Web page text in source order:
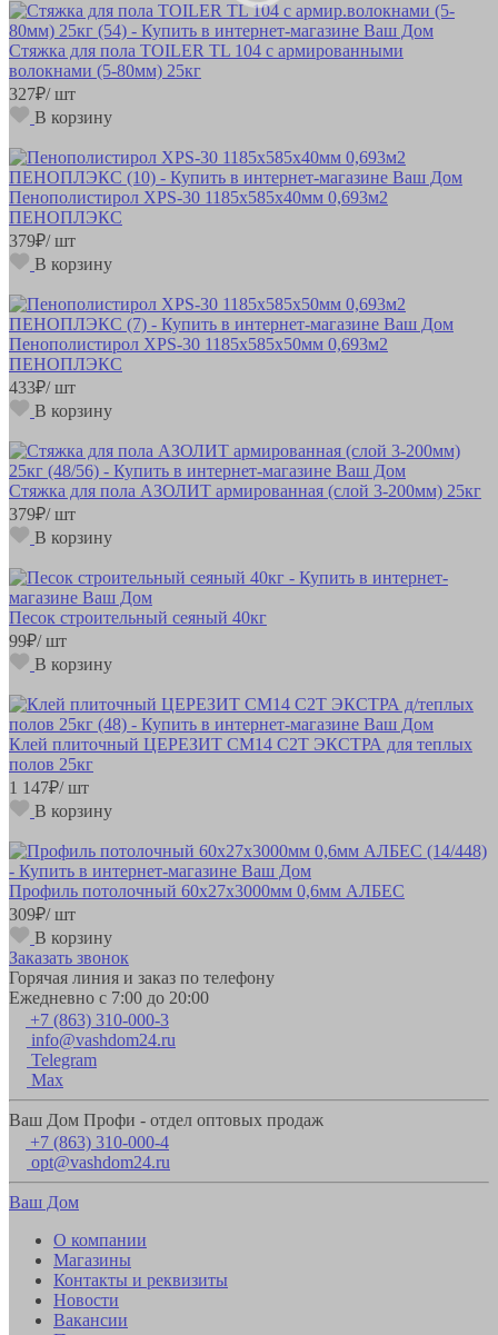
Стяжка для пола TOILER TL 104 с армированными
волокнами (5-80мм) 25кг
327₽/ шт
В корзину
Пенополистирол XPS-30 1185х585х40мм 0,693м2
ПЕНОПЛЭКС
379₽/ шт
В корзину
Пенополистирол XPS-30 1185х585х50мм 0,693м2
ПЕНОПЛЭКС
433₽/ шт
В корзину
Стяжка для пола АЗОЛИТ армированная (слой 3-200мм) 25кг
379₽/ шт
В корзину
Песок строительный сеяный 40кг
99₽/ шт
В корзину
Клей плиточный ЦЕРЕЗИТ СМ14 C2T ЭКСТРА для теплых
полов 25кг
1 147₽/ шт
В корзину
Профиль потолочный 60х27х3000мм 0,6мм АЛБЕС
309₽/ шт
В корзину
Заказать звонок
Горячая линия и заказ по телефону
Ежедневно с 7:00 до 20:00
+7 (863) 310-000-3
info@vashdom24.ru
Telegram
Max
Ваш Дом Профи - отдел оптовых продаж
+7 (863) 310-000-4
opt@vashdom24.ru
Ваш Дом
О компании
Магазины
Контакты и реквизиты
Новости
Вакансии